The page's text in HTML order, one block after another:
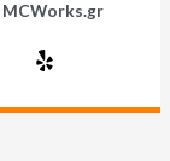
MCWorks.gr